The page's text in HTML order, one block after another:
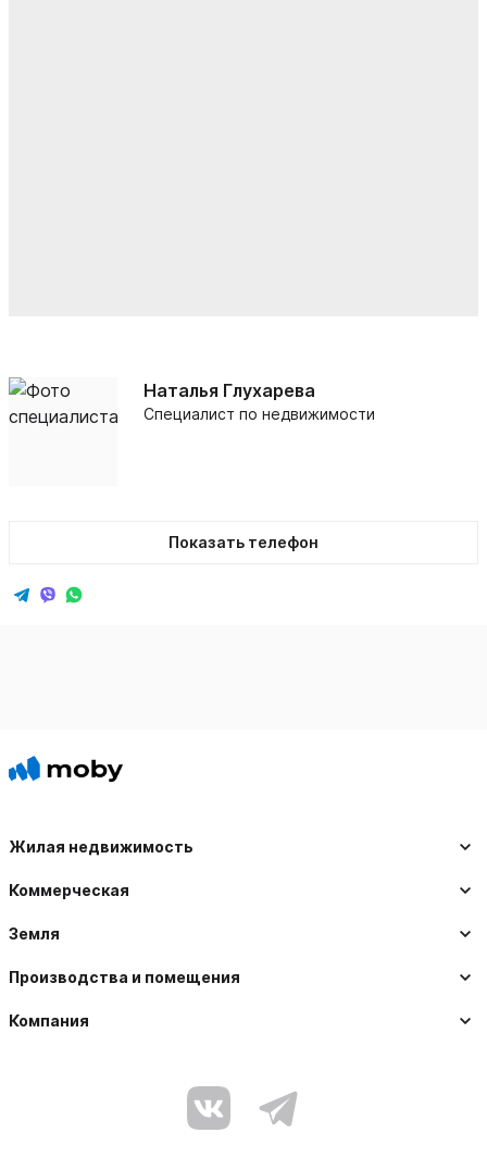
Наталья Глухарева
Специалист по недвижимости
Показать телефон
Жилая недвижимость
Коммерческая
Земля
Производства и помещения
Компания